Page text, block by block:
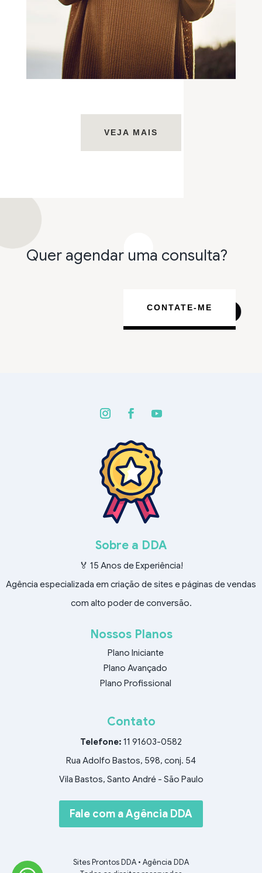
VEJA MAIS
Quer agendar uma consulta?
CONTATE-ME
Sobre a DDA
🏅 15 Anos de Experiência!
Agência especializada em criação de sites e páginas de vendas
com alto poder de conversão.
Nossos Planos
Plano Iniciante
Plano Avançado
Plano Profissional
Contato
Telefone: 11 91603-0582
Rua Adolfo Bastos, 598, conj. 54
Vila Bastos, Santo André - São Paulo
Fale com a Agência DDA
Sites Prontos DDA• Agência DDA